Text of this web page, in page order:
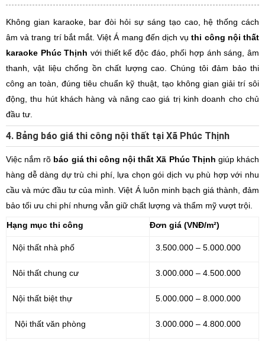
Không gian karaoke, bar đòi hỏi sự sáng tạo cao, hệ thống cách
âm và trang trí bắt mắt. Việt Á mang đến dịch vụthi công nội thất
karaoke Phúc Thịnh với thiết kế độc đáo, phối hợp ánh sáng, âm
thanh, vật liệu chống ồn chất lượng cao. Chúng tôi đảm bảo thi
công an toàn, đúng tiêu chuẩn kỹ thuật, tạo không gian giải trí sôi
động, thu hút khách hàng và nâng cao giá trị kinh doanh cho chủ
đầu tư.
4. Bảng báo giá thi công nội thất tại Xã Phúc Thịnh
Việc nắm rõ báo giá thi công nội thất Xã Phúc Thịnh giúp khách
hàng dễ dàng dự trù chi phí, lựa chọn gói dịch vụ phù hợp với nhu
cầu và mức đầu tư của mình. Việt Á luôn minh bạch giá thành, đảm
bảo tối ưu chi phí nhưng vẫn giữ chất lượng và thẩm mỹ vượt trội.
Hạng mục thi công Đơn giá (VNĐ/m²)
Nội thất nhà phố 3.500.000 – 5.000.000
Nôi thất chung cư 3.000.000 – 4.500.000
Nội thất biệt thự 5.000.000 – 8.000.000
Nội thất văn phòng 3.000.000 – 4.800.000